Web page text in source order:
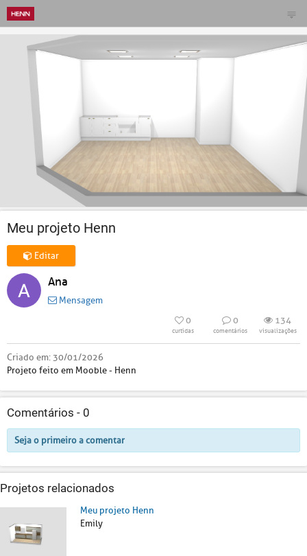
Meu projeto Henn
Editar
Ana
Mensagem
0
curtidas
0
comentários
134
visualizações
Criado em: 30/01/2026
Projeto feito em Mooble - Henn
Comentários - 0
Seja o primeiro a comentar
Projetos relacionados
Meu projeto Henn
Emily